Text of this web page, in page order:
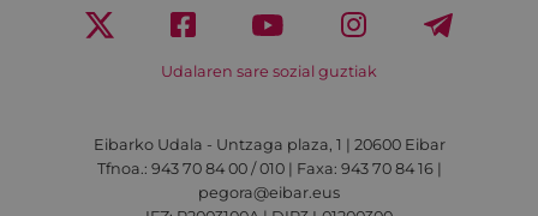
Udalaren sare sozial guztiak
Eibarko Udala - Untzaga plaza, 1 | 20600 Eibar
Tfnoa.: 943 70 84 00 / 010 | Faxa: 943 70 84 16 |
pegora@eibar.eus